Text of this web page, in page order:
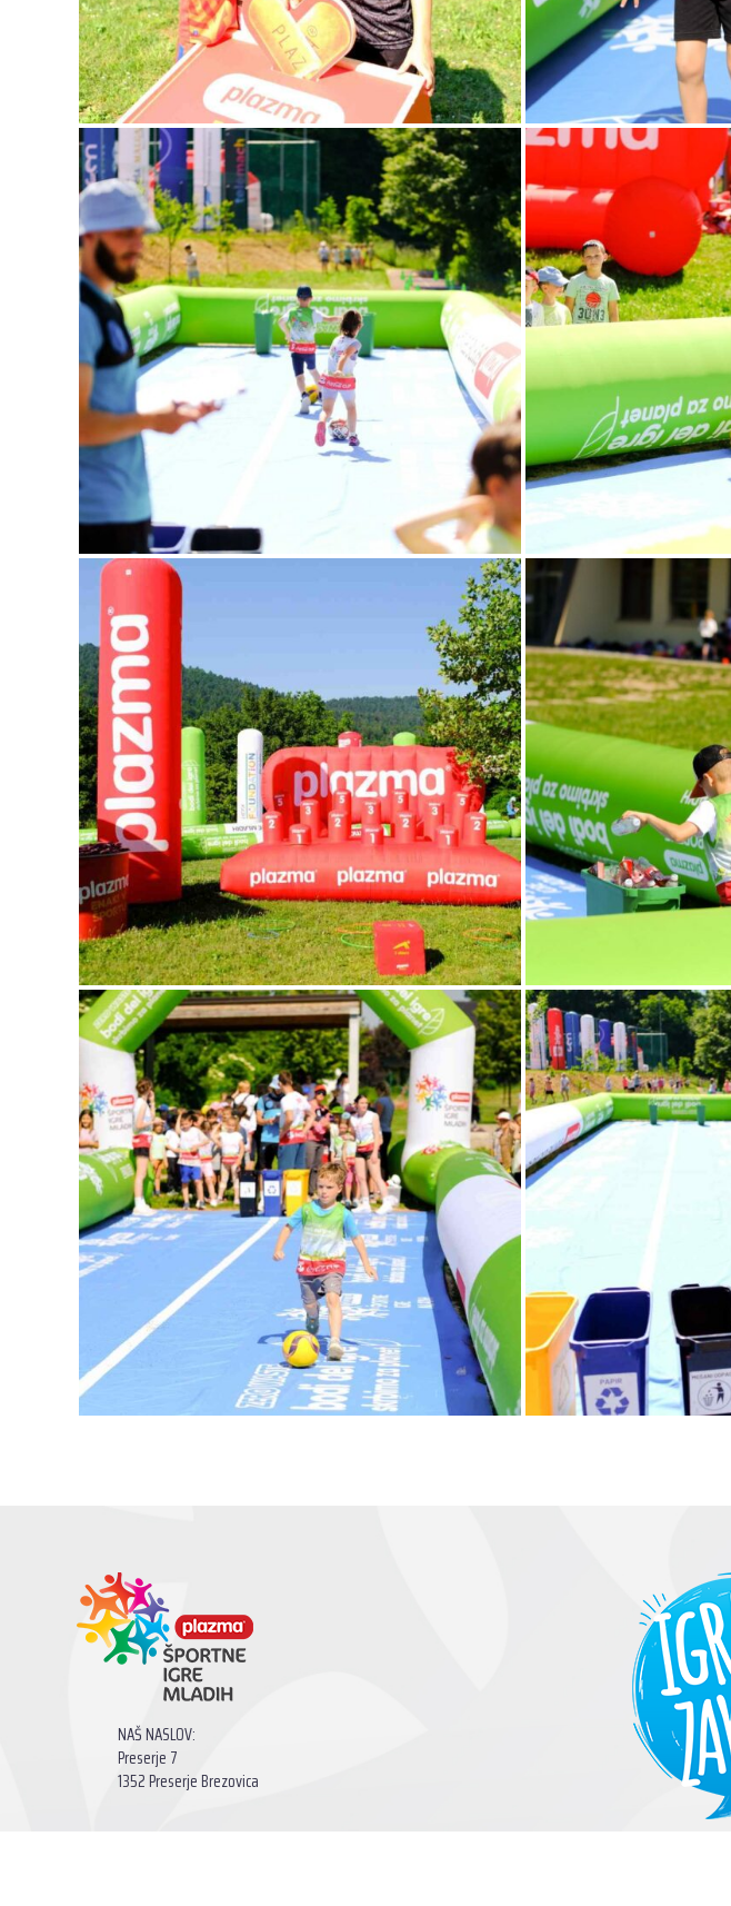
NAŠ NASLOV:
Preserje 7
1352 Preserje Brezovica